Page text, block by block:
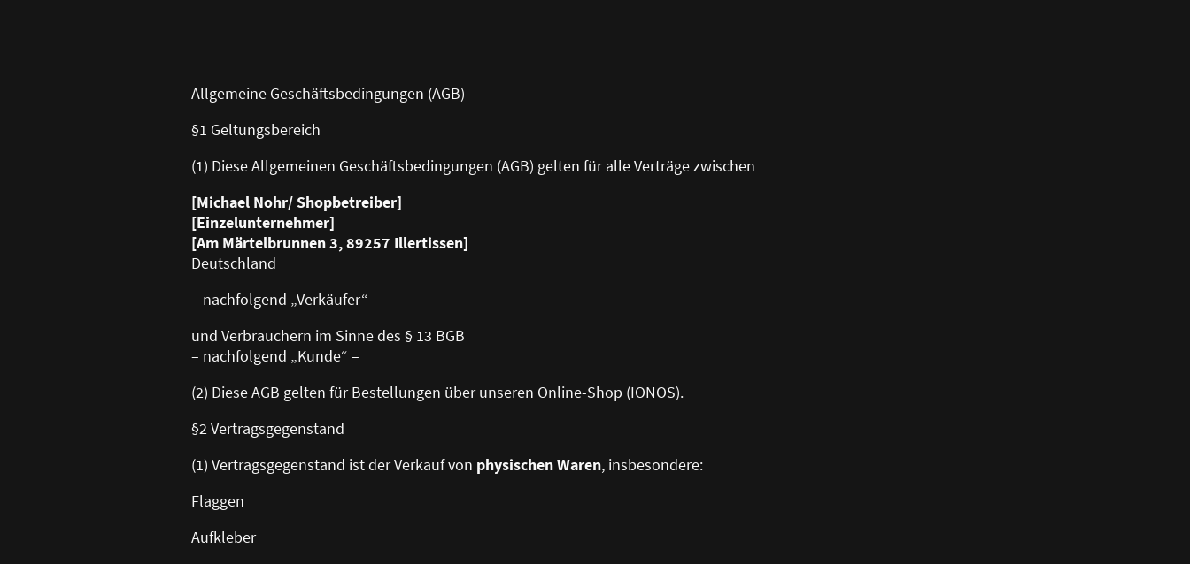
Allgemeine Geschäftsbedingungen (AGB)
§1 Geltungsbereich
(1) Diese Allgemeinen Geschäftsbedingungen (AGB) gelten für alle Verträge zwischen
[Michael Nohr/ Shopbetreiber]
[Einzelunternehmer]
[Am Märtelbrunnen 3, 89257 Illertissen]
Deutschland
– nachfolgend „Verkäufer“ –
und Verbrauchern im Sinne des § 13 BGB
– nachfolgend „Kunde“ –
(2) Diese AGB gelten für Bestellungen über unseren Online-Shop (IONOS).
§2 Vertragsgegenstand
(1) Vertragsgegenstand ist der Verkauf von physischen Waren, insbesondere:
Flaggen
Aufkleber